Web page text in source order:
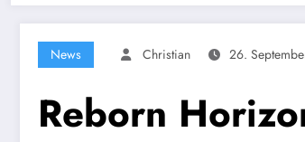
News Christian 26.
Reborn